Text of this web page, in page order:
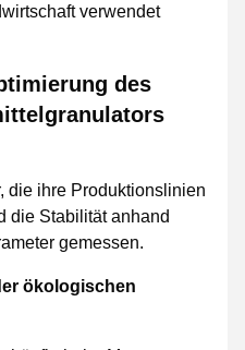
verwendet
des
die ihre Produktionslinien
die Stabilität anhand
gemessen.
ökologischen